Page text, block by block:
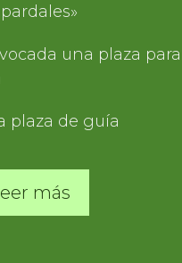
una plaza para
plaza de guía
más